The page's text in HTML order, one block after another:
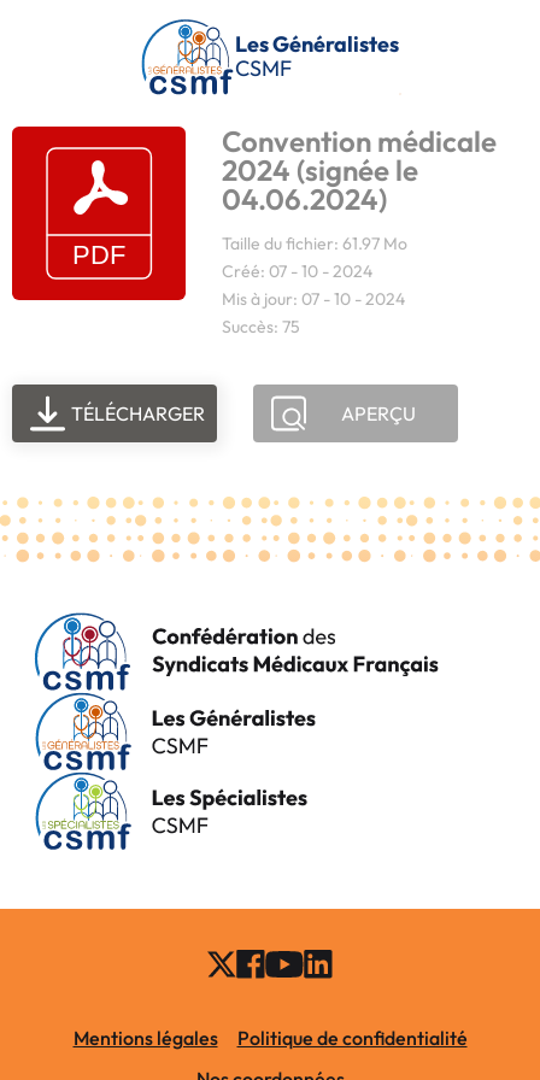
Passer au contenu principal
Les Généralistes
CSMF
Convention médicale
2024 (signée le
04.06.2024)
Taille du fichier: 61.97 Mo
Créé: 07 - 10 - 2024
Mis à jour: 07 - 10 - 2024
Succès: 75
TÉLÉCHARGER APERÇU
Mentions légales
Politique de confidentialité